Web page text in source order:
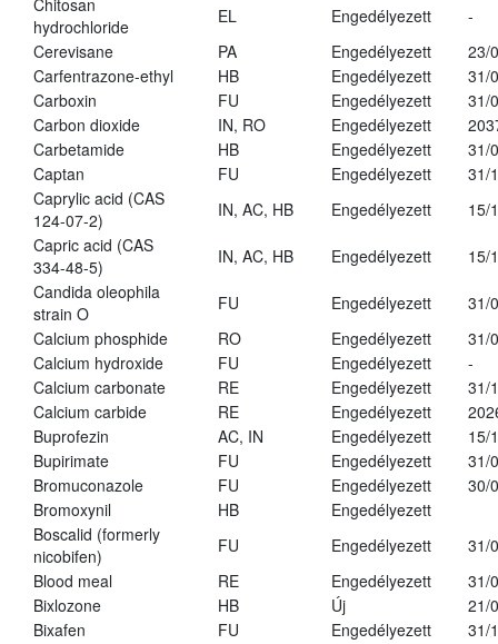
Chitosan
hydrochloride
EL Engedélyezett
-
Cerevisane
PA Engedélyezett
23/
Carfentrazone-ethyl
HB Engedélyezett
31/
Carboxin
FU Engedélyezett
31/
Carbon dioxide
IN, RO Engedélyezett
Carbetamide
HB Engedélyezett
31/
Captan
FU Engedélyezett
31/
Caprylic acid (CAS
124-07-2)
IN, AC, HB Engedélyezett
15/
Capric acid (CAS
334-48-5)
IN, AC, HB Engedélyezett
15/
Candida oleophila
strain O
FU Engedélyezett
31/
Calcium phosphide
RO Engedélyezett
31/
Calcium hydroxide
FU Engedélyezett
-
Calcium carbonate
RE Engedélyezett
31/
Calcium carbide
RE Engedélyezett
Buprofezin
AC, IN Engedélyezett
15/
Bupirimate
FU Engedélyezett
31/
Bromuconazole
FU Engedélyezett
30/
Bromoxynil
HB
Engedélyezett
Boscalid (formerly
nicobifen)
FU Engedélyezett
31/
Blood meal
RE Engedélyezett
31/
Bixlozone
HB Új
21/
Bixafen
FU Engedélyezett
31/